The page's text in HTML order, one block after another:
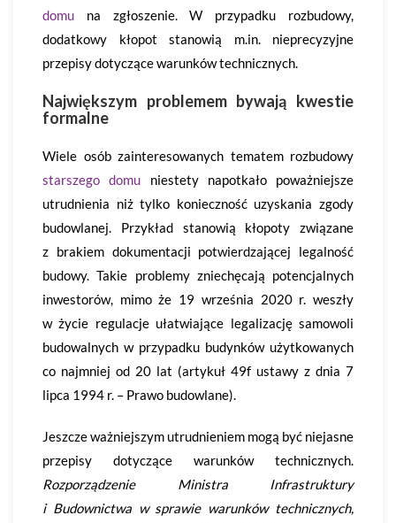
domu na zgłoszenie. W przypadku rozbudowy,
dodatkowy kłopot stanowią m.in. nieprecyzyjne
przepisy dotyczące warunków technicznych.
Największym problemem bywają kwestie
formalne
Wiele osób zainteresowanych tematem rozbudowy
starszego domu niestety napotkało poważniejsze
utrudnienia niż tylko konieczność uzyskania zgody
budowlanej. Przykład stanowią kłopoty związane
z brakiem dokumentacji potwierdzającej legalność
budowy. Takie problemy zniechęcają potencjalnych
inwestorów, mimo że 19 września 2020 r. weszły
w życie regulacje ułatwiające legalizację samowoli
budowalnych w przypadku budynków użytkowanych
co najmniej od 20 lat (artykuł 49f ustawy z dnia 7
lipca 1994 r. – Prawo budowlane).
Jeszcze ważniejszym utrudnieniem mogą być niejasne
przepisy dotyczące warunków technicznych.
Rozporządzenie Ministra Infrastruktury
i Budownictwa w sprawie warunków technicznych,